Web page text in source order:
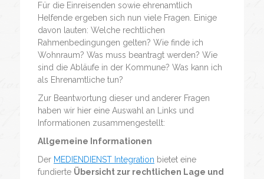
Für die Einreisenden sowie ehrenamtlich
Helfende ergeben sich nun viele Fragen. Einige
davon lauten: Welche rechtlichen
Rahmenbedingungen gelten? Wie finde ich
Wohnraum? Was muss beantragt werden? Wie
sind die Abläufe in der Kommune? Was kann ich
als Ehrenamtliche tun?
Zur Beantwortung dieser und anderer Fragen
haben wir hier eine Auswahl an Links und
Informationen zusammengestellt:
Allgemeine Informationen
Der MEDIENDIENST Integration bietet eine
fundierte Übersicht zur rechtlichen Lage und